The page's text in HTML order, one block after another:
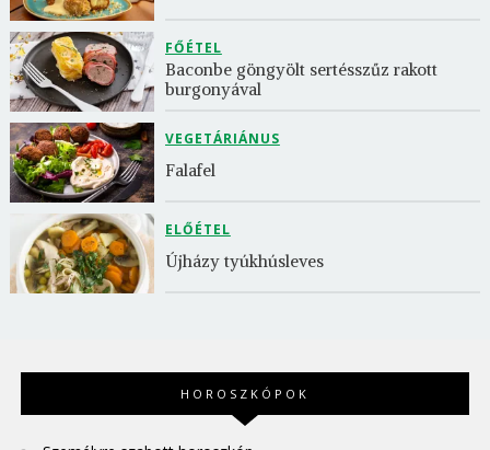
FŐÉTEL
Baconbe göngyölt sertésszűz rakott
burgonyával
VEGETÁRIÁNUS
Falafel
ELŐÉTEL
Újházy tyúkhúsleves
HOROSZKÓPOK